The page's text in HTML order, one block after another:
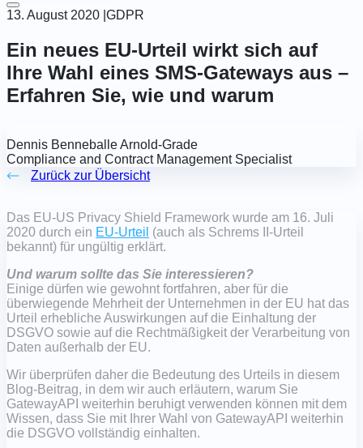
13. August 2020 GDPR
Ein neues EU-Urteil wirkt sich auf
Ihre Wahl eines SMS-Gateways aus –
Erfahren Sie, wie und warum
Dennis Benneballe Arnold-Grade
Compliance and Contract Management Specialist
Zurück zur Übersicht
Das EU-US Privacy Shield Framework wurde am 16. Juli
2020 durch ein EU-Urteil (auch als Schrems II-Urteil
bekannt) für ungültig erklärt.
Und warum sollte das Sie interessieren?
Einige dürfen wie gewohnt fortfahren, aber für die
überwiegende Mehrheit der Unternehmen in der EU hat das
Urteil erhebliche Auswirkungen auf die Einhaltung der
DSGVO sowie auf die Rechtmäßigkeit der Verarbeitung von
Daten außerhalb der EU.
Wir überprüfen daher die Bedeutung des Urteils in diesem
Blog-Beitrag, in dem wir auch erläutern, warum Sie
GatewayAPI weiterhin beruhigt verwenden können mit dem
Wissen, dass Sie mit Ihrer Wahl von GatewayAPI weiterhin
die DSGVO vollständig einhalten.